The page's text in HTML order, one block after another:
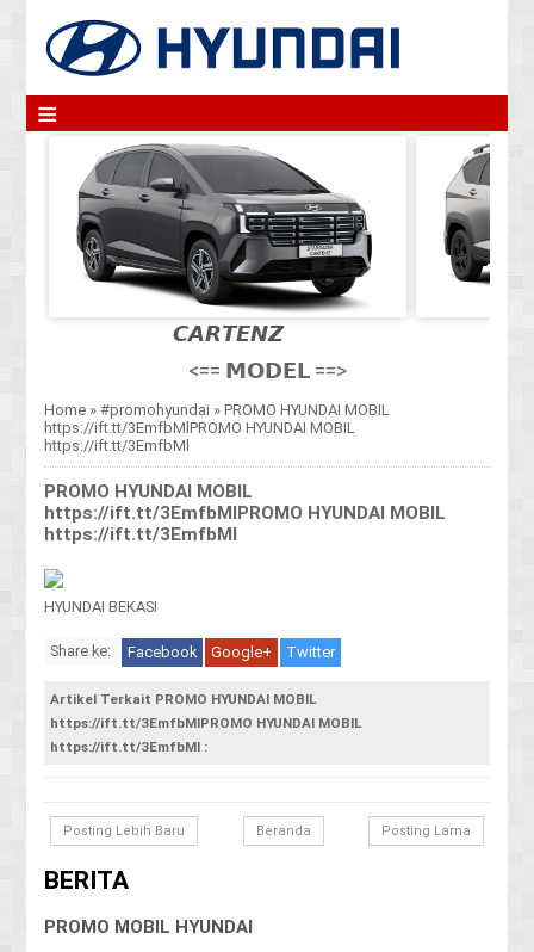
≡
𝘾𝘼𝙍𝙏𝙀𝙉𝙕
<== 𝗠𝗢𝗗𝗘𝗟 ==>
Home »#promohyundai »PROMO HYUNDAI MOBIL
https://ift.tt/3EmfbMlPROMO HYUNDAI MOBIL
https://ift.tt/3EmfbMl
PROMO HYUNDAI MOBIL
https://ift.tt/3EmfbMlPROMO HYUNDAI MOBIL
https://ift.tt/3EmfbMl
HYUNDAI BEKASI
Share ke: Facebook Google+ Twitter
Artikel Terkait PROMO HYUNDAI MOBIL
https://ift.tt/3EmfbMlPROMO HYUNDAI MOBIL
https://ift.tt/3EmfbMl :
Posting Lebih Baru Posting Lama
Beranda
BERITA
PROMO MOBIL HYUNDAI